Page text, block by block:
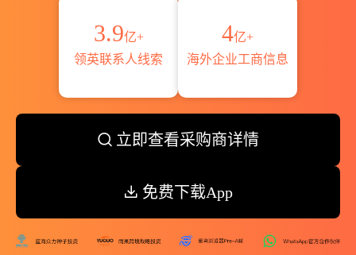
3.9亿+
领英联系人线索
4亿+
海外企业工商信息
立即查看采购商详情
免费下载App